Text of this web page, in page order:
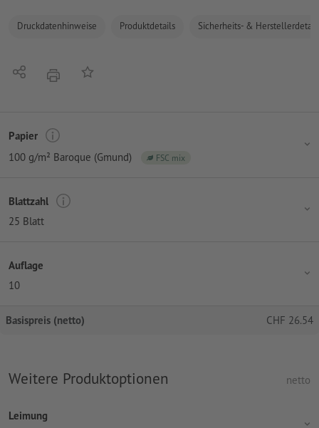
Druckdatenhinweise Produktdetails Sicherheits- &
Teilen DruckenAuf die Merkliste
Papier
100 g/m² Baroque (Gmund)
FSC mix
Blattzahl
25 Blatt
Auflage
10
Basispreis (netto) CHF 26.54
Weitere Produktoptionen netto
Leimung